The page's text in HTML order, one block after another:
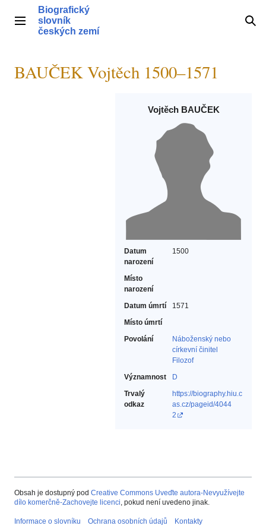
obsahHlavní menu
Biografický
slovník
českých zemí
BAUČEK Vojtěch 1500–1571
Vojtěch BAUČEK
Datum
narození
1500
Místo
narození
Datum úmrtí
1571
Místo úmrtí
Povolání
Náboženský nebo
církevní činitel‎
Filozof‎
Významnost
D
Trvalý
odkaz
https://biography.hiu.c
as.cz/pageid/4044
2
Obsah je dostupný pod Creative Commons Uveďte autora-Nevyužívejte
dílo komerčně-Zachovejte licenci, pokud není uvedeno jinak.
Informace o slovníku Ochrana osobních údajů Kontakty